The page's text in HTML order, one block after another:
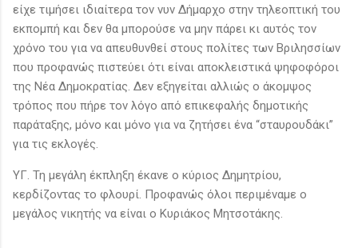
είχε τιμήσει ιδιαίτερα τον νυν Δήμαρχο στην τηλεοπτική του
εκπομπή και δεν θα μπορούσε να μην πάρει κι αυτός τον
χρόνο του για να απευθυνθεί στους πολίτες των Βριλησσίων
που προφανώς πιστεύει ότι είναι αποκλειστικά ψηφοφόροι
της Νέα Δημοκρατίας. Δεν εξηγείται αλλιώς ο άκομψος
τρόπος που πήρε τον λόγο από επικεφαλής δημοτικής
παράταξης, μόνο και μόνο για να ζητήσει ένα “σταυρουδάκι”
για τις εκλογές.
ΥΓ. Τη μεγάλη έκπληξη έκανε ο κύριος Δημητρίου,
κερδίζοντας το φλουρί. Προφανώς όλοι περιμέναμε ο
μεγάλος νικητής να είναι ο Κυριάκος Μητσοτάκης.